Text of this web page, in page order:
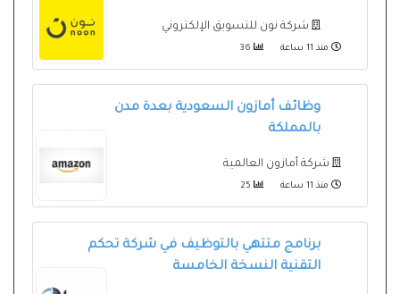
شركة نون للتسويق الإلكتروني
منذ 11 ساعة
وظائف أمازون السعودية بعدة مدن
بالمملكة
شركة أمازون العالمية
منذ 11 ساعة
برنامج متتهي بالتوظيف في شركة تحكم
التقنية النسخة الخامسة